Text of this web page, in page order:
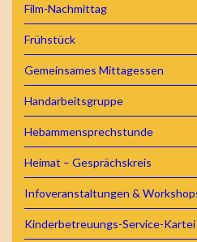
Film-Nachmittag
Frühstück
Gemeinsames Mittagessen
Handarbeitsgruppe
Hebammensprechstunde
Heimat – Gesprächskreis
Infoveranstaltungen &
Kinderbetreuungs-Service-Kartei